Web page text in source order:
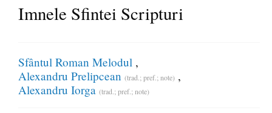
Imnele Sfintei Scripturi
Sfântul Roman Melodul
Alexandru Prelipcean (trad.; pref.; note)
Alexandru Iorga (trad.; pref.; note)